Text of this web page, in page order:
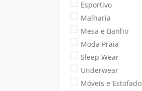
Esportivo
Malharia
Mesa e Banho
Moda Praia
Sleep Wear
Underwear
Móveis e Estofado